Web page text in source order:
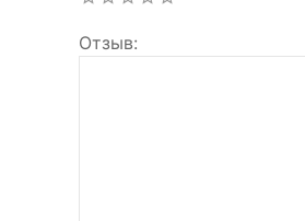
Отзыв